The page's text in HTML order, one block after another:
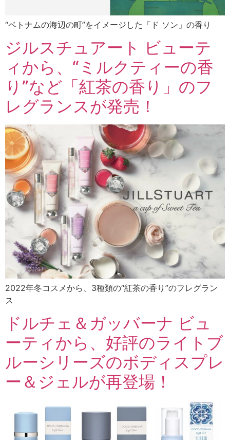
“ベトナムの海辺の町”をイメージした「ド ソン」の香り
ジルスチュアート ビューテ
ィから、“ミルクティーの香
り”など「紅茶の香り」のフ
レグランスが発売！
2022年冬コスメから、3種類の“紅茶の香り”のフレグラン
ス
ドルチェ＆ガッバーナ ビュ
ーティから、好評のライトブ
ルーシリーズのボディスプレ
ー＆ジェルが再登場！